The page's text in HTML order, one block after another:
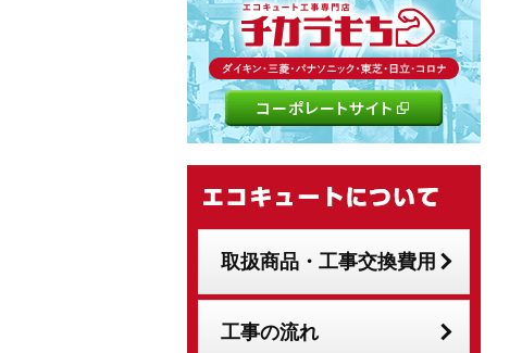
取扱商品・工事交換費用
工事の流れ